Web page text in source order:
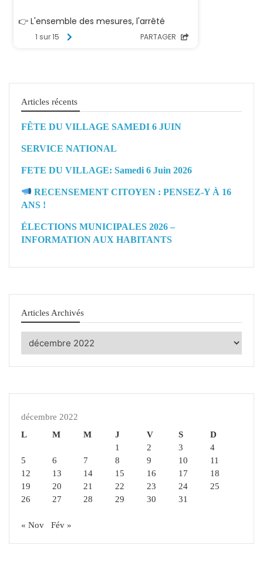
Articles récents
FÊTE DU VILLAGE SAMEDI 6 JUIN
SERVICE NATIONAL
FETE DU VILLAGE: Samedi 6 Juin 2026
RECENSEMENT CITOYEN : PENSEZ-Y À 16
ANS !
ÉLECTIONS MUNICIPALES 2026 –
INFORMATION AUX HABITANTS
Articles Archivés
Articles
décembre 2022
L
M M J V S
D
1
2 3
4
5
6 7 8 9 10
11
12
13 14 15 16 17
18
19
20 21 22 23 24
25
26
27 28 29 30 31
« Nov Fév »